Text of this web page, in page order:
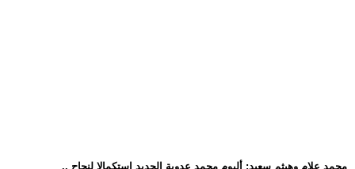
.. محمد علام وهيثم سعيد: ألبوم محمد عدوية الجديد استكمالا لنجاح